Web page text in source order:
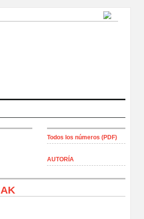
Todos los números (PDF)
AUTORÍA